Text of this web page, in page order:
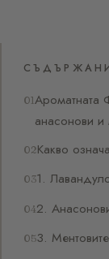
Ароматната
анасонови и
Какво
1.
2.
3.